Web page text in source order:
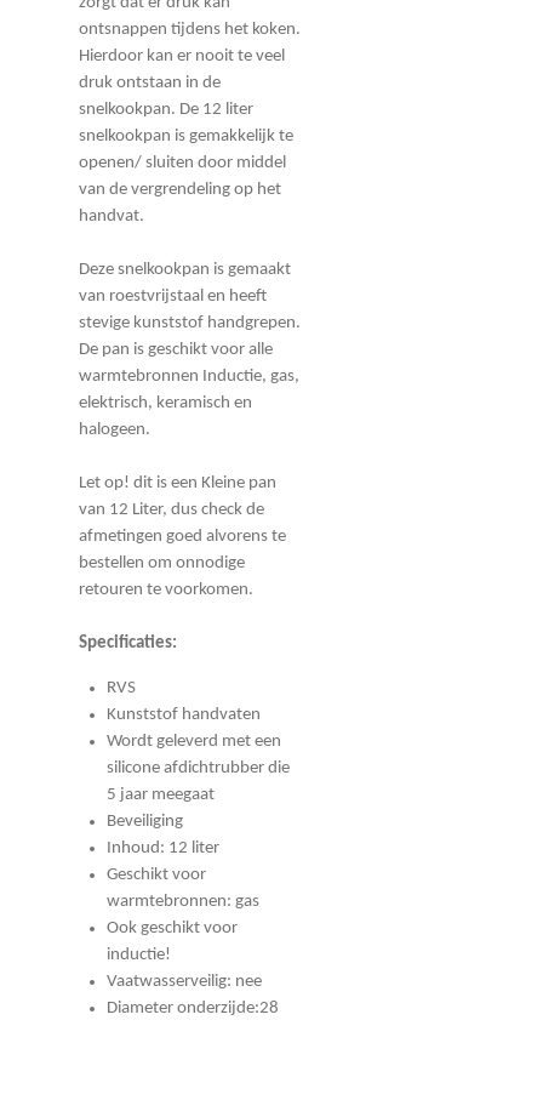
ontsnappen tijdens het koken.
Hierdoor kan er nooit te veel
druk ontstaan in de
snelkookpan. De 12 liter
snelkookpan is gemakkelijk te
openen/ sluiten door middel
van de vergrendeling op het
handvat.
Deze snelkookpan is gemaakt
van roestvrijstaal en heeft
stevige kunststof handgrepen.
De pan is geschikt voor alle
warmtebronnen Inductie, gas,
elektrisch, keramisch en
halogeen.
Let op! dit is een Kleine pan
van 12 Liter, dus check de
afmetingen goed alvorens te
bestellen om onnodige
retouren te voorkomen.
Specificaties:
RVS
Kunststof handvaten
Wordt geleverd met een
silicone afdichtrubber die
5 jaar meegaat
Beveiliging
Inhoud: 12 liter
Geschikt voor
warmtebronnen: gas
Ook geschikt voor
inductie!
Vaatwasserveilig: nee
Diameter onderzijde:28